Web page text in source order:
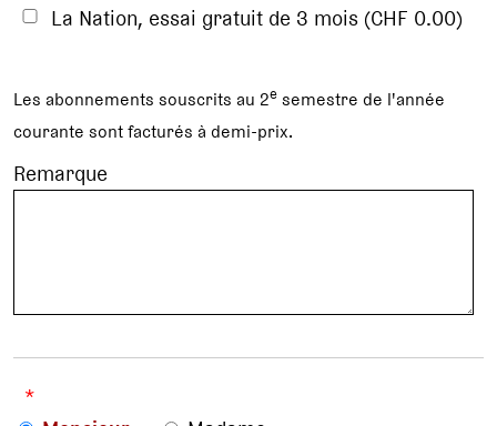
La Nation, essai gratuit de 3 mois (CHF 0.00)
Les abonnements souscrits au 2e semestre de l'année
courante sont facturés à demi-prix.
Remarque
*